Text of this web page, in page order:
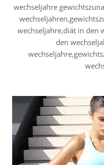
wechseljahre
wechseljahre,diät in den
den